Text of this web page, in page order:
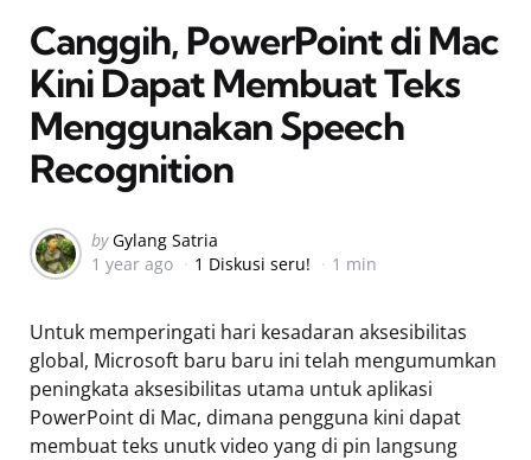
Canggih, PowerPoint di Mac
Kini Dapat Membuat Teks
Menggunakan Speech
Recognition
Posted
by
by Gylang Satria
1 year ago
1 Diskusi seru! 1 min
Untuk memperingati hari kesadaran aksesibilitas
global, Microsoft baru baru ini telah mengumumkan
peningkata aksesibilitas utama untuk aplikasi
PowerPoint di Mac, dimana pengguna kini dapat
membuat teks unutk video yang di pin langsung